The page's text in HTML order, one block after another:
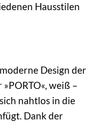
Hausstilen
Design der
weiß –
nahtlos in die
Dank der